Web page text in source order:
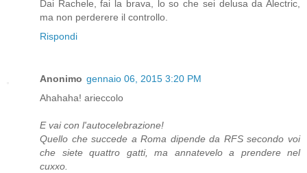
Dai Rachele, fai la brava, lo so che sei delusa da Alectric,
ma non perderere il controllo.
Rispondi
Anonimo gennaio 06, 2015 3:20 PM
Ahahaha! arieccolo
E vai con l'autocelebrazione!
Quello che succede a Roma dipende da RFS secondo voi
che siete quattro gatti, ma annatevelo a prendere nel
cuxxo.